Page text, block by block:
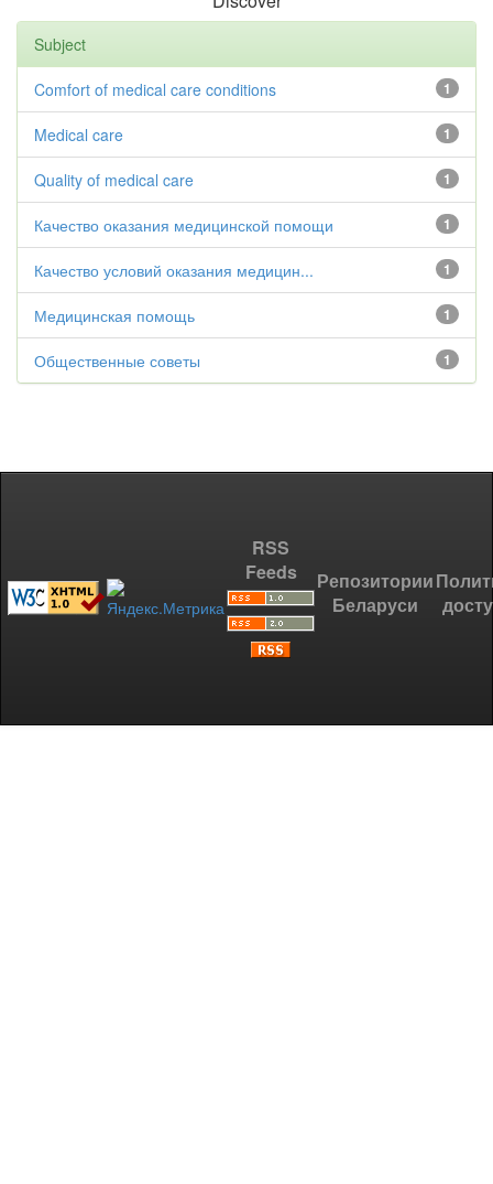
Subject
1
Comfort of medical care conditions
1
Medical care
1
Quality of medical care
1
Качество оказания медицинской помощи
1
Качество условий оказания медицин...
1
Медицинская помощь
1
Общественные советы
RSS
Feeds
Репозитории
Беларуси